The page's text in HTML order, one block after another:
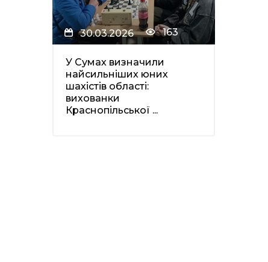
30.03.2026 163
У Сумах визначили
найсильніших юних
шахістів області:
вихованки
Краснопільської ...